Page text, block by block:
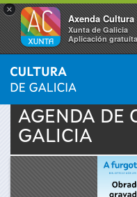
×
Axenda Cultura
Xunta de Galicia
Aplicación
Se
encuentra
INICIO › ACTUALIDAD
AGENDA DE
GALICIA